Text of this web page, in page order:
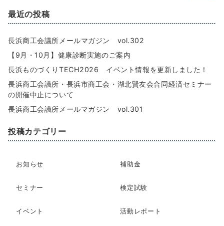
最近の投稿
長浜商工会議所メールマガジン vol.302
【9月・10月】健康診断実施のご案内
長浜ものづくりTECH2026 イベント情報を更新しました！
長浜商工会議所・長浜市商工会・湖北賢友会合同経済セミナー
の開催中止について
長浜商工会議所メールマガジン vol.301
投稿カテゴリー
お知らせ 補助金
セミナー 検定試験
イベント 活動レポート